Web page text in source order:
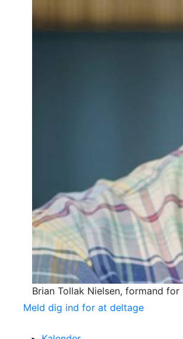
Brian Tollak Nielsen, formand
Meld dig ind for at deltage